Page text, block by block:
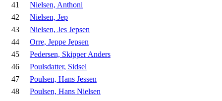
41
Nielsen, Anthoni
42
Nielsen, Jep
43
Nielsen, Jes Jepsen
44
Orre, Jeppe Jepsen
45
Pedersen, Skipper Anders
46
Poulsdatter, Sidsel
47
Poulsen, Hans Jessen
48
Poulsen, Hans Nielsen